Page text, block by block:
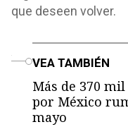
que deseen volver.
VEA TAMBIÉN
Más de 370
por México
mayo